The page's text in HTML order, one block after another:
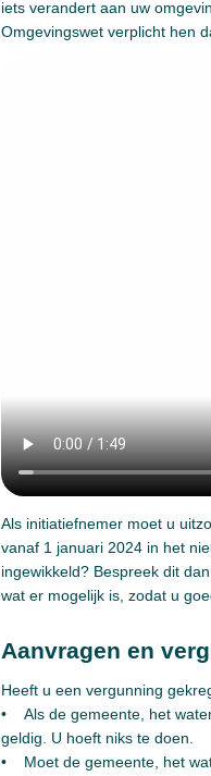
iets verandert aan uw
Omgevingswet verplicht hen
Als initiatiefnemer moet u
vanaf 1 januari 2024 in het
ingewikkeld? Bespreek dit
wat er mogelijk is, zodat u
Aanvragen en
Heeft u een vergunning
• Als de gemeente, het
geldig. U hoeft niks te doen.
• Moet de gemeente, het